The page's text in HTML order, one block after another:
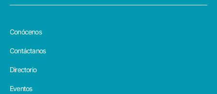
Conócenos
Contáctanos
Directorio
Eventos